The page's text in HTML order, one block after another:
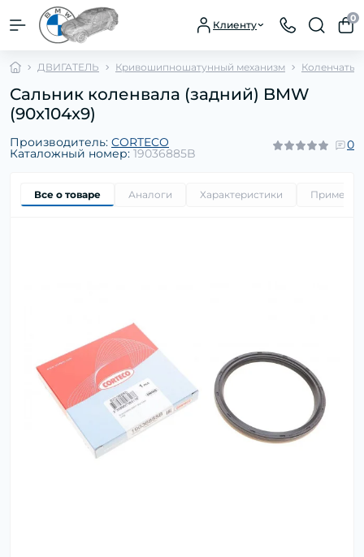
Клиенту
0
ДВИГАТЕЛЬ Кривошипношатунный механизм
Сальник коленвала (задний) BMW
(90x104x9)
Производитель: CORTECO
Каталожный номер: 19036885B
0
Все о товаре Аналоги Характеристики